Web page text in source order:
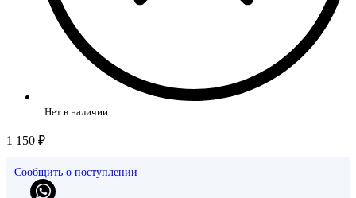
Нет в наличии
1 150 ₽
Сообщить о поступлении